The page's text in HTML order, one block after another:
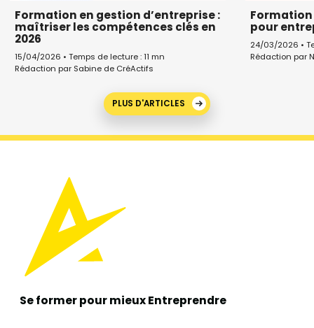
Formation en gestion d’entreprise :
maîtriser les compétences clés en
2026
15/04/2026 • Temps de lecture : 11 mn
Rédaction par Sabine de CréActifs
pour
24/03/2026 •
Rédaction par
PLUS D'ARTICLES
Se former pour mieuxEntreprendre